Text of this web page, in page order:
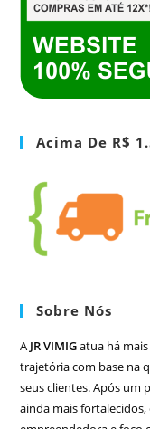
Acima De R$
Sobre Nós
A JR VIMIGatua há
trajetória com base na
seus clientes. Após
ainda mais